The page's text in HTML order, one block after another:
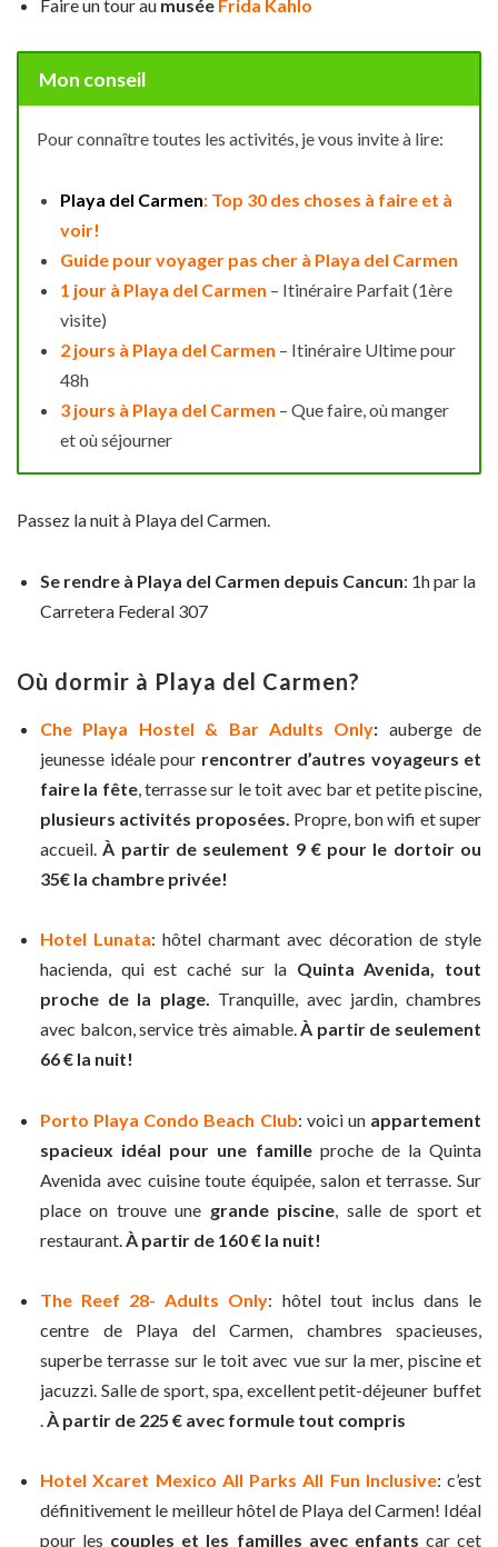
Faire un tour au musée Frida Kahlo
Mon conseil
Pour connaître toutes les activités, je vous invite à lire:
Playa del Carmen: Top 30 des choses à faire et à
voir!
Guide pour voyager pas cher à Playa del Carmen
1 jour à Playa del Carmen – Itinéraire Parfait (1ère
visite)
2 jours à Playa del Carmen – Itinéraire Ultime pour
48h
3 jours à Playa del Carmen – Que faire, où manger
et où séjourner
Passez la nuit à Playa del Carmen.
Se rendre à Playa del Carmen depuis Cancun: 1h par la
Carretera Federal 307
Où dormir à Playa del Carmen?
Che Playa Hostel & Bar Adults Only: auberge de
jeunesse idéale pour rencontrer d’autres voyageurs et
faire la fête, terrasse sur le toit avec bar et petite piscine,
plusieurs activités proposées. Propre, bon wifi et super
accueil. À partir de seulement 9 € pour le dortoir ou
35€ la chambre privée!
Hotel Lunata: hôtel charmant avec décoration de style
hacienda, qui est caché sur la Quinta Avenida, tout
proche de la plage. Tranquille, avec jardin, chambres
avec balcon, service très aimable.À partir de seulement
66 € la nuit!
Porto Playa Condo Beach Club: voici un appartement
spacieux idéal pour une famille proche de la Quinta
Avenida avec cuisine toute équipée, salon et terrasse. Sur
place on trouve une grande piscine , salle de sport et
restaurant. À partir de 160 € la nuit!
The Reef 28- Adults Only: hôtel tout inclus dans le
centre de Playa del Carmen, chambres spacieuses,
superbe terrasse sur le toit avec vue sur la mer, piscine et
jacuzzi. Salle de sport, spa, excellent petit-déjeuner buffet
.À partir de 225 € avec formule tout compris
Hotel Xcaret Mexico All Parks All Fun Inclusive: c’est
définitivement le meilleur hôtel de Playa del Carmen! Idéal
pour les couples et les familles avec enfants car cet